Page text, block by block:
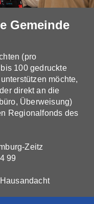
Gemeinde
(pro
100 gedruckte
möchte,
direkt an die
Überweisung)
Regionalfonds des
Zeitz
99